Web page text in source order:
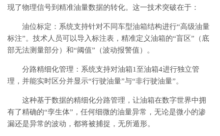
现了物理信号到精准油量数据的转化。这一技术突破在于：
油位标定：系统支持针对不同车型油箱结构进行“高级油量
标注”。技术人员可以导入标注表，精准定义油箱的“盲区”（底
部无法测量部分）和“阈值”（波动报警值）。
分路精细化管理：系统支持对油箱1至油箱4进行独立管
理，并能实时区分并显示“行驶油量”与“非行驶油量”。
这种基于数据的精细化分路管理，让油箱在数字世界中拥
有了精确的“孪生体”，任何细微的油量异常，无论是微小的渗
漏还是异常的波动，都将被捕捉，无所遁形。